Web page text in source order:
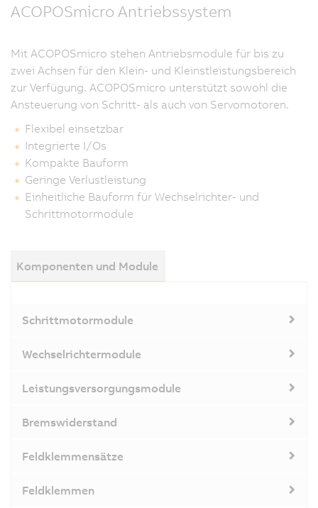
ACOPOSmicro Antriebssystem
Mit ACOPOSmicro stehen Antriebsmodule für bis zu
zwei Achsen für den Klein- und Kleinstleistungsbereich
zur Verfügung. ACOPOSmicro unterstützt sowohl die
Ansteuerung von Schritt- als auch von Servomotoren.
Flexibel einsetzbar
Integrierte I/Os
Kompakte Bauform
Geringe Verlustleistung
Einheitliche Bauform für Wechselrichter- und
Schrittmotormodule
Komponenten und Module
Schrittmotormodule
Wechselrichtermodule
Leistungsversorgungsmodule
Bremswiderstand
Feldklemmensätze
Feldklemmen